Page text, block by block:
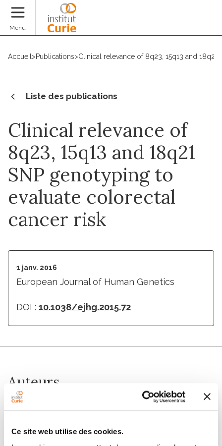
Ce site web utilise des cookies.
Menu
Accueil >Publications>Clinical relevance of 8q23, 15q13 and
Liste des publications
Clinical relevance of
8q23, 15q13 and 18q21
SNP genotyping to
evaluate colorectal
cancer risk
1 janv. 2016
European Journal of Human Genetics
DOI : 10.1038/ejhg.2015.72
Auteurs
Stéphanie Baert-Desurmont, Françoise Charbonnier,
Marion Bougeard, Caroline Abadie, David Malka,